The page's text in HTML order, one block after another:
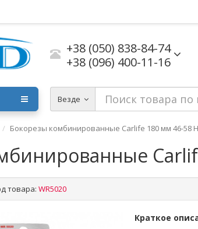
+38 (050) 838-84-74
+38 (096) 400-11-16
Везде
Бокорезы комбинированные Carlife 180 мм 46-58
товара: WR5020
Краткое